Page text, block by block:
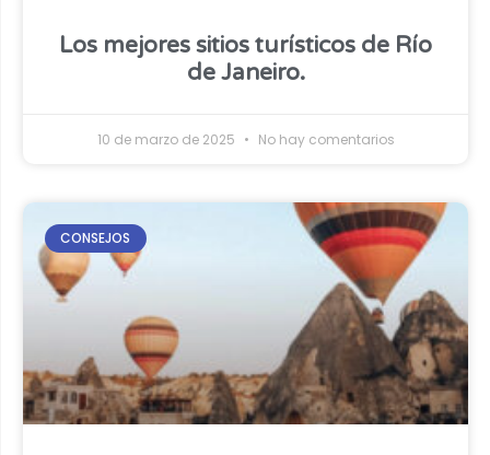
Los mejores sitios turísticos de Río
de Janeiro.
10 de marzo de 2025 No hay comentarios
CONSEJOS